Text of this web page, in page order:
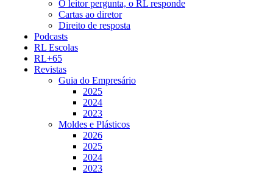
O leitor pergunta, o RL responde
Cartas ao diretor
Direito de resposta
Podcasts
RL Escolas
RL+65
Revistas
Guia do Empresário
2025
2024
2023
Moldes e Plásticos
2026
2025
2024
2023